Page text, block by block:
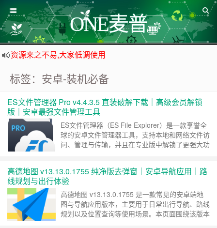
ONE麦普
资源来之不易,大家低调使用
公众号底部的广告免费点一点,支持一下哈
标签：安卓-装机必备
ES文件管理器 Pro v4.4.3.5 直装破解下载｜高级会员解锁
版｜安卓最强文件管理工具
ES文件管理器（ES File Explorer）是一款享誉全
球的安卓文件管理器工具，支持本地和网络文件访
问、管理与传输，并且在专业版中解锁了更强大功
理工具。 在 ES文件管理器 Pro v4.4.3.5 直装破解
高级版中，高级会员功能已完全解锁，用户可以享
受无广告、无……继续阅读 »
高德地图 v13.13.0.1755 纯净版去弹窗｜安卓导航应用｜路
线规划与出行体验
高德地图 v13.13.0.1755 是一款常见的安卓端地
图与导航应用版本，主要用于日常出行导航、路线
规划以及位置查询等使用场景。本页面围绕该版本